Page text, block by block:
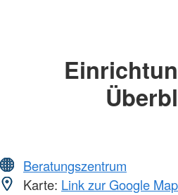
Beratungszentrum
Karte: Link zur Google